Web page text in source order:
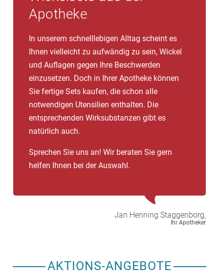
effektive Tiefenwärme erzeugen.
Apotheke
In unserem schnelllebigen Alltag scheint es
Ihnen vielleicht zu aufwändig zu sein, Wickel
und Auflagen gegen Ihre Beschwerden
einzusetzen. Doch in Ihrer Apotheke können
Sie fertige Sets kaufen, die schon alle
notwendigen Utensilien enthalten. Die
entsprechenden Wirksubstanzen gibt es
natürlich auch.
Sprechen Sie uns an! Wir beraten Sie gern
helfen Ihnen bei der Auswahl.
Jan Henning Staggenborg,
Ihr Apotheker
AKTIONS-ANGEBOTE